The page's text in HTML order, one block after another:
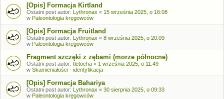
[Opis] Formacja Kirtland
Ostatni post autor: Lythronax « 15 września 2025, o 16:08
w Paleontologia kręgowców
[Opis] Formacja Fruitland
Ostatni post autor: Lythronax « 8 września 2025, o 20:09
w Paleontologia kręgowców
Fragment szczęki z zębami (morze północne)
Ostatni post autor: tletocha « 1 września 2025, o 11:49
w Skamieniałości - identyfikacja
[Opis] Formacja Bahariya
Ostatni post autor: Lythronax « 30 sierpnia 2025, o 09:33
w Paleontologia kręgowców